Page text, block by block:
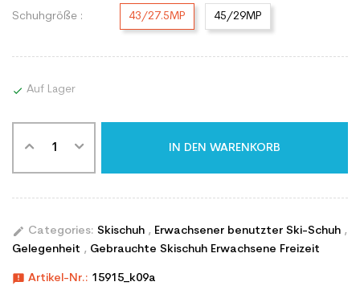
Schuhgröße : 43/27.5MP 45/29MP
 Auf Lager
IN DEN WARENKORB
edit Categories: Skischuh , Erwachsener benutzter Ski-Schuh ,
Gelegenheit , Gebrauchte Skischuh Erwachsene Freizeit
announcement Artikel-Nr.: 15915_k09a